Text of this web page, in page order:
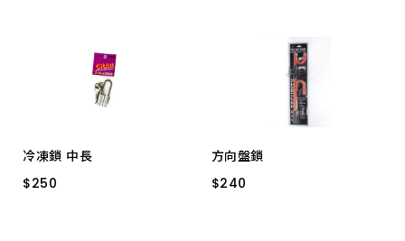
50M/M
25M/M
冷凍鎖 中長
$250
$250
方向盤鎖
$240
$240